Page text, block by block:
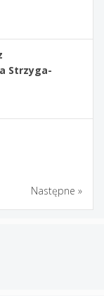
Strzyga-
Następne »